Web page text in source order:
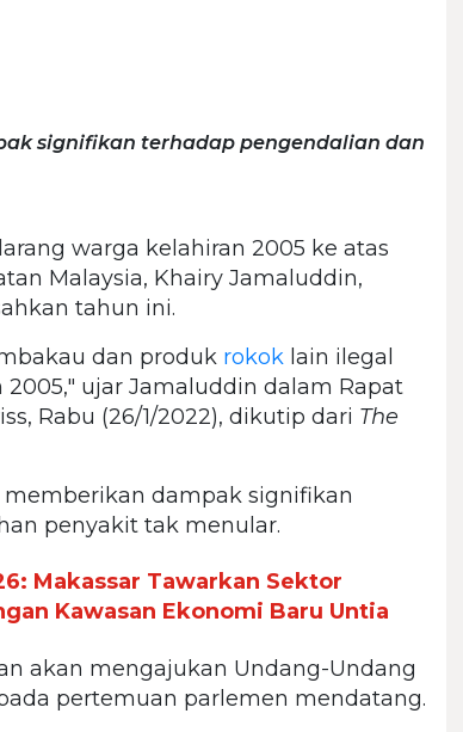
signifikan terhadap pengendalian dan
warga kelahiran 2005 ke atas
Malaysia, Khairy Jamaluddin,
tahun ini.
dan produk rokok lain ilegal
ujar Jamaluddin dalam Rapat
Rabu (26/1/2022), dikutip dari The
dampak signifikan
penyakit tak menular.
Makassar Tawarkan Sektor
Kawasan Ekonomi Baru Untia
akan mengajukan Undang-Undang
pertemuan parlemen mendatang.